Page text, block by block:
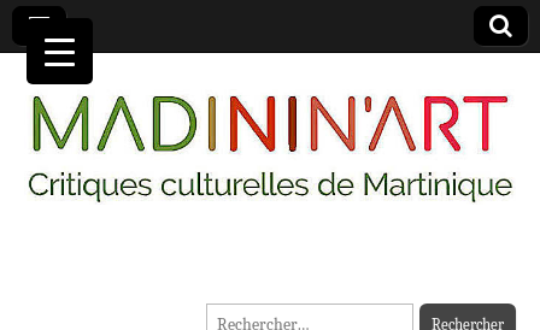
MADININ'ART
Rechercher :